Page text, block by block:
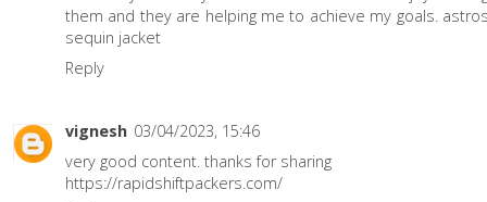
them and they are helping me to achieve my goals.
sequin jacket
Reply
vignesh 03/04/2023, 15:46
very good content. thanks for sharing
https://rapidshiftpackers.com/